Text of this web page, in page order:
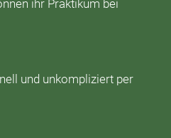
ihr Praktikum bei
und unkompliziert per